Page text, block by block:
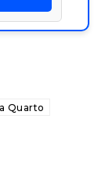
Quarto